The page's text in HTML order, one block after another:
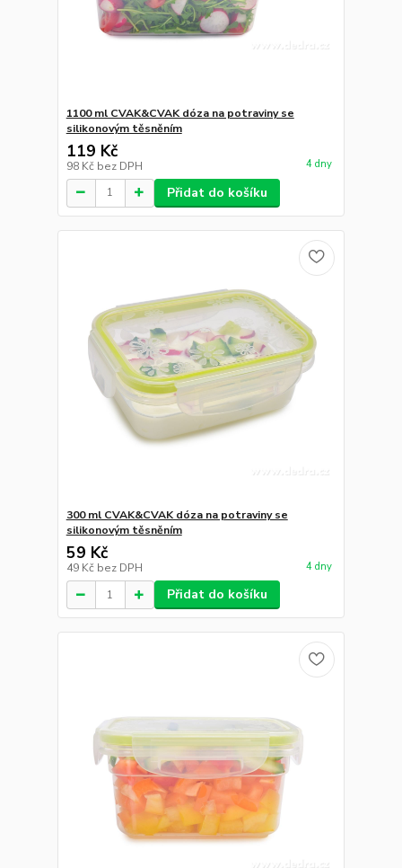
1100 ml CVAK&CVAK dóza na potraviny se
silikonovým těsněním
119 Kč
98 Kč bez DPH 4 dny
Přidat do košíku
300 ml CVAK&CVAK dóza na potraviny se
silikonovým těsněním
59 Kč
49 Kč bez DPH 4 dny
Přidat do košíku